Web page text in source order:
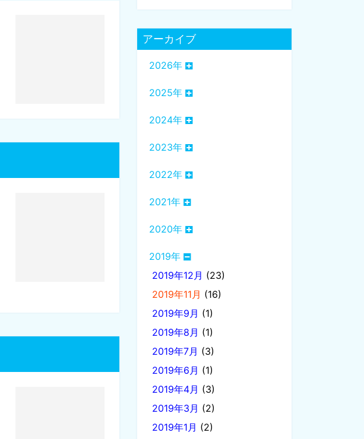
アーカイブ
2026年
2025年
2024年
2023年
2022年
2021年
2020年
2019年
2019年12月 (23)
2019年11月 (16)
2019年9月 (1)
2019年8月 (1)
2019年7月 (3)
2019年6月 (1)
2019年4月 (3)
2019年3月 (2)
2019年1月 (2)